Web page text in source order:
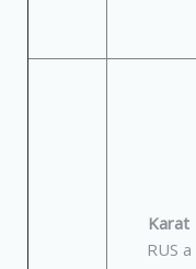
Karat
RUS a